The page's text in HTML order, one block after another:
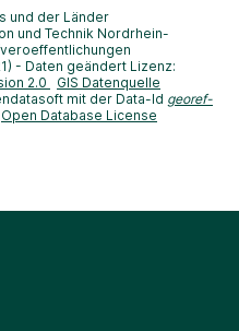
und der Länder
und Technik Nordrhein-
- Daten geändert Lizenz:
2.0
GIS Datenquelle
mit der Data-Id georef-
Open Database License